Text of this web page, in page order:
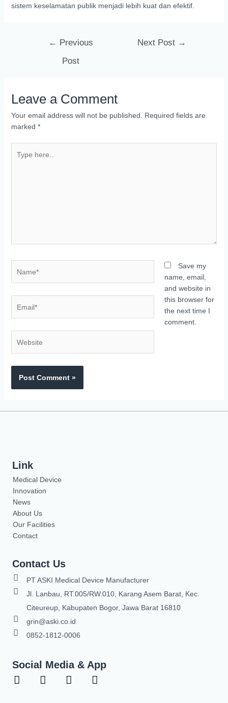
sistem keselamatan publik menjadi lebih kuat dan efektif.
← Previous
Post
Next Post →
Leave a Comment
Your email address will not be published.
Required fields are
marked *
Save my
name, email,
and website in
this browser for
the next time I
comment.
Link
Medical Device
Innovation
News
About Us
Our Facilities
Contact
Contact Us
PT ASKI Medical Device Manufacturer
Jl. Lanbau, RT.005/RW.010, Karang Asem Barat, Kec.
Citeureup, Kabupaten Bogor, Jawa Barat 16810
grin@aski.co.id
0852-1812-0006
Social Media & App